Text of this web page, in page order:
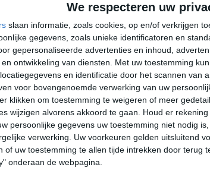
We respecteren uw
slaan informatie, zoals cookies, op en/of verkrijgen
gegevens, zoals unieke identificatoren en
gepersonaliseerde advertenties en inhoud,
ontwikkeling van diensten.
Met uw toestemming
en identificatie door het scannen van
voor bovengenoemde verwerking van uw
klikken om toestemming te weigeren of meer
wijzigen alvorens akkoord te gaan.
Houd er
persoonlijke gegevens uw toestemming niet nodig
verwerking. Uw voorkeuren gelden uitsluitend
of uw toestemming te allen tijde intrekken door terug
onderaan de webpagina.
28°C 23°C 18°C 17°C
18:00 21:00 00:00 03:00
18:00 21:00 00:00 03:00
O 2 NO 1 NO 1 O 1